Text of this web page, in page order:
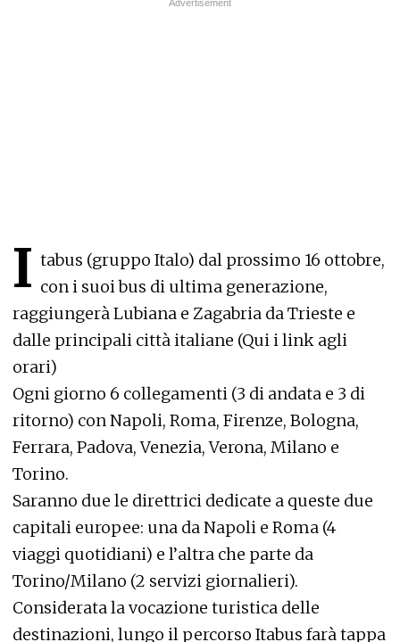
I tabus (gruppo Italo) dal prossimo 16 ottobre,
con i suoi bus di ultima generazione,
raggiungerà Lubiana e Zagabria da Trieste e
dalle principali città italiane (Qui i link agli
orari)
Ogni giorno 6 collegamenti (3 di andata e 3 di
ritorno) con Napoli, Roma, Firenze, Bologna,
Ferrara, Padova, Venezia, Verona, Milano e
Torino.
Saranno due le direttrici dedicate a queste due
capitali europee: una da Napoli e Roma (4
viaggi quotidiani) e l’altra che parte da
Torino/Milano (2 servizi giornalieri).
Considerata la vocazione turistica delle
destinazioni, lungo il percorso Itabus farà tappa